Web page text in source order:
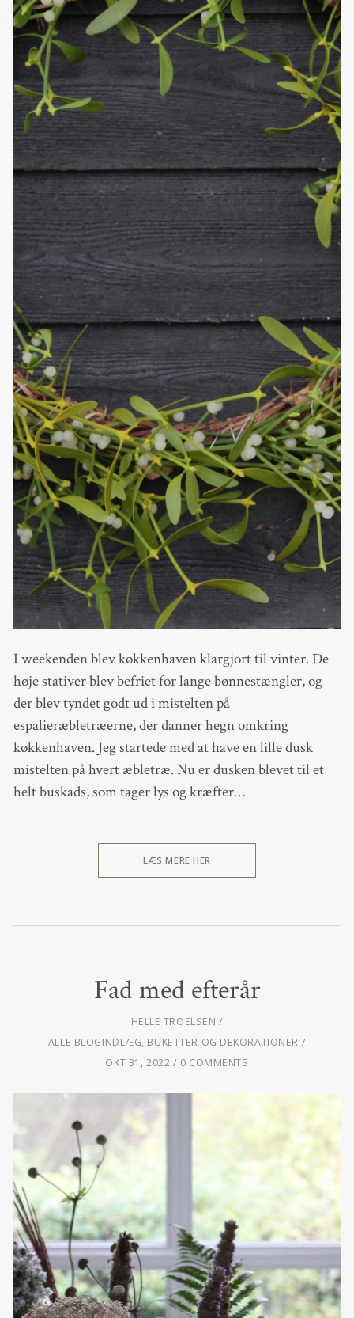
I weekenden blev køkkenhaven klargjort til vinter. De
høje stativer blev befriet for lange bønnestængler, og
der blev tyndet godt ud i mistelten på
espalieræbletræerne, der danner hegn omkring
køkkenhaven. Jeg startede med at have en lille dusk
mistelten på hvert æbletræ. Nu er dusken blevet til et
helt buskads, som tager lys og kræfter…
LÆS MERE HER
Fad med efterår
HELLE TROELSEN
ALLE BLOGINDLÆG, BUKETTER OG DEKORATIONER
OKT 31, 2022
0 COMMENTS